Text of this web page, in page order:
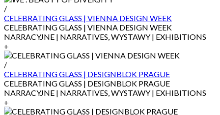
/
CELEBRATING GLASS | VIENNA DESIGN WEEK
CELEBRATING GLASS | VIENNA DESIGN WEEK
NARRACYJNE | NARRATIVES, WYSTAWY | EXHIBITIONS
+
/
CELEBRATING GLASS | DESIGNBLOK PRAGUE
CELEBRATING GLASS | DESIGNBLOK PRAGUE
NARRACYJNE | NARRATIVES, WYSTAWY | EXHIBITIONS
+